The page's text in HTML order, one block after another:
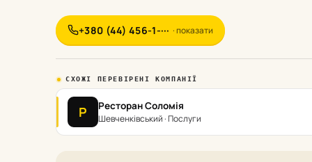
+380 (44) 456-1-··· · показати
СХОЖІ ПЕРЕВІРЕНІ КОМПАНІЇ
Р Ресторан Соломія
Шевченківський · Послуги